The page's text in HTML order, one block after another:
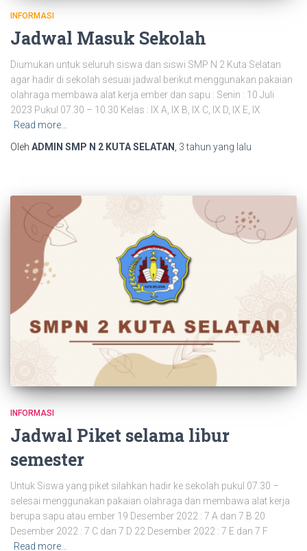
INFORMASI
Jadwal Masuk Sekolah
Diumukan untuk seluruh siswa dan siswi SMP N 2 Kuta Selatan
agar hadir di sekolah sesuai jadwal berikut menggunakan pakaian
olahraga membawa alat kerja ember dan sapu : Senin : 10 Juli
2023 Pukul 07.30 – 10.30 Kelas : IX A, IX B, IX C, IX D, IX E, IX
Read more…
Oleh ADMIN SMP N 2 KUTA SELATAN 3 tahun yang lalu
INFORMASI
Jadwal Piket selama libur
semester
Untuk Siswa yang piket silahkan hadir ke sekolah pukul 07.30 –
selesai menggunakan pakaian olahraga dan membawa alat kerja
berupa sapu atau ember 19 Desember 2022 : 7 A dan 7 B 20
Desember 2022 : 7 C dan 7 D 22 Desember 2022 : 7 E dan 7 F
Read more…